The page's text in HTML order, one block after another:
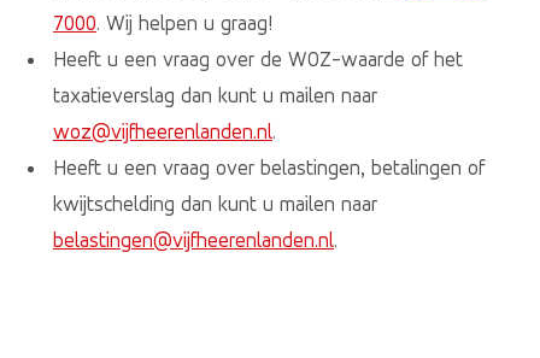
7000. Wij helpen u graag!
Heeft u een vraag over de WOZ-waarde of het
taxatieverslag dan kunt u mailen naar
woz@vijfheerenlanden.nl.
Heeft u een vraag over belastingen, betalingen of
kwijtschelding dan kunt u mailen naar
belastingen@vijfheerenlanden.nl.